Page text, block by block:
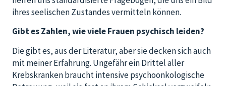
ihres seelischen Zustandes vermitteln können.
Gibt es Zahlen, wie viele Frauen psychisch leiden?
Die gibt es, aus der Literatur, aber sie decken sich auch
mit meiner Erfahrung. Ungefähr ein Drittel aller
Krebskranken braucht intensive psychoonkologische